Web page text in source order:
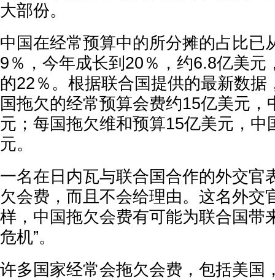
大部份。
中国在经常预算中的所分摊的占比已
9％，今年成长到20％，约6.8亿美元
的22％。根据联合国提供的最新数据
国拖欠的经常预算会费约15亿美元，
元；每国拖欠维和预算15亿美元，中
元。
一名在日内瓦与联合国合作的外交官
欠会费，而且不会给理由。这名外交
样，中国拖欠会费有可能为联合国带
危机”。
许多国家经常会拖欠会费，包括美国